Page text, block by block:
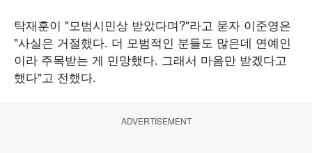
탁재훈이 "모범시민상 받았다며?"라고 묻자 이준영은
"사실은 거절했다. 더 모범적인 분들도 많은데 연예인
이라 주목받는 게 민망했다. 그래서 마음만 받겠다고
했다"고 전했다.
ADVERTISEMENT